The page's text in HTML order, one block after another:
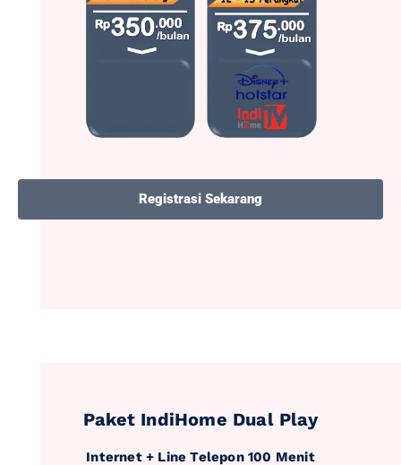
Registrasi Sekarang
Paket IndiHome Dual Play
Internet + Line Telepon 100 Menit